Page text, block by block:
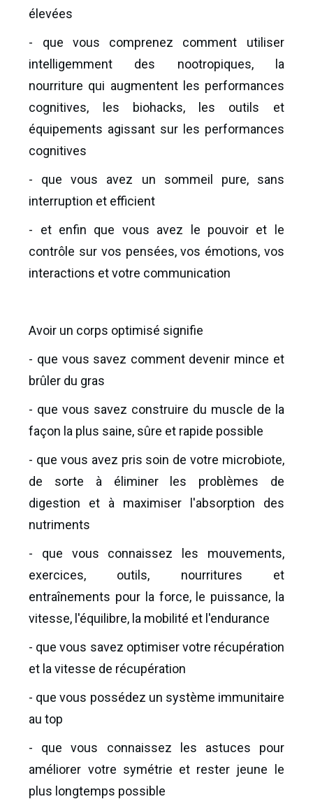
élevées
- que vous comprenez comment utiliser
intelligemment des nootropiques, la
nourriture qui augmentent les performances
cognitives, les biohacks, les outils et
équipements agissant sur les performances
cognitives
- que vous avez un sommeil pure, sans
interruption et efficient
- et enfin que vous avez le pouvoir et le
contrôle sur vos pensées, vos émotions, vos
interactions et votre communication
Avoir un corps optimisé signifie
- que vous savez comment devenir mince et
brûler du gras
- que vous savez construire du muscle de la
façon la plus saine, sûre et rapide possible
- que vous avez pris soin de votre microbiote,
de sorte à éliminer les problèmes de
digestion et à maximiser l'absorption des
nutriments
- que vous connaissez les mouvements,
exercices, outils, nourritures et
entraînements pour la force, le puissance, la
vitesse, l'équilibre, la mobilité et l'endurance
- que vous savez optimiser votre récupération
et la vitesse de récupération
- que vous possédez un système immunitaire
au top
- que vous connaissez les astuces pour
améliorer votre symétrie et rester jeune le
plus longtemps possible